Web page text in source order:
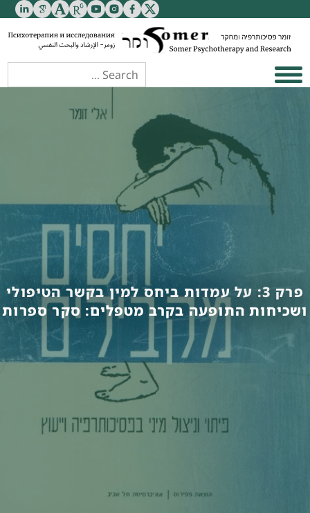
פרק 3: על עמדות ביחס למין בקשר הטיפולי
ושכיחות התופעה בקרב מטפלים: סקר ספרות